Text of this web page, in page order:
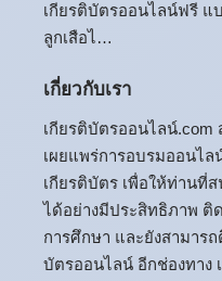
เกียรติบัตรออนไลน์ฟรี
ลูกเสือไ…
เกี่ยวกับเรา
เกียรติบัตรออนไลน์.com
เผยแพร่การอบรมออนไ
เกียรติบัตร เพื่อให้ท่านที่
ได้อย่างมีประสิทธิภาพ ติ
การศึกษา และยังสามาร
บัตรออนไลน์ อีกช่องทาง